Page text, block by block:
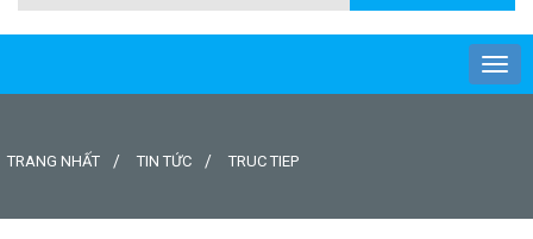
TRANG NHẤT TIN TỨC TRUC TIEP